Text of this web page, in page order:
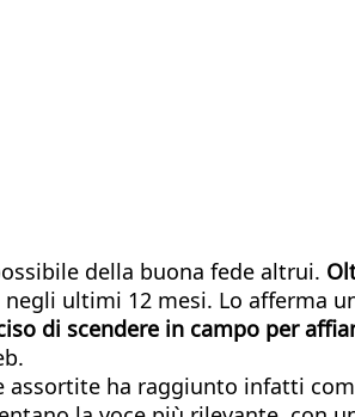
della buona fede altrui.
ultimi 12 mesi. Lo afferma
di scendere in campo per
ha raggiunto infatti